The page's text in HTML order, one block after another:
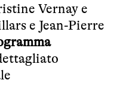
Vernay e
e Jean-Pierre